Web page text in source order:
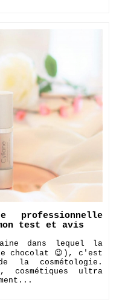
professionnelle
test et avis
dans lequel la
chocolat 😉), c'est
la cosmétologie.
cosmétiques ultra